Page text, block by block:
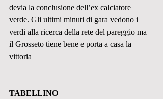
devia la conclusione dell’ex calciatore
verde. Gli ultimi minuti di gara vedono i
verdi alla ricerca della rete del pareggio ma
il Grosseto tiene bene e porta a casa la
vittoria
TABELLINO